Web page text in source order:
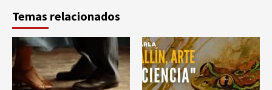
Temas relacionados